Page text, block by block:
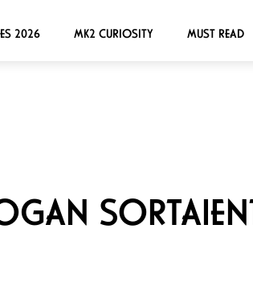
2026 MK2 CURIOSITY MUST READ